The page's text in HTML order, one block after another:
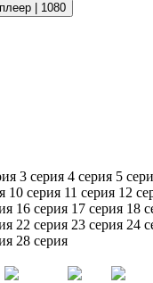
| 1080
3 серия 4 серия 5
10 серия 11 серия 12
16 серия 17 серия 18
22 серия 23 серия 24
28 серия